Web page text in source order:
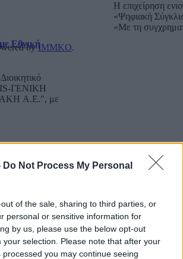
Do Not Process My Personal
of the sale, sharing to third parties, or
personal or sensitive information for
by us, please use the below opt-out
your selection. Please note that after your
you may continue seeing
Εθνική
ΓΕΝΙΚΗ
A.E.", με
Η επιχείρηση
«Ψηφιακή
«Με τη
byIMMKO.